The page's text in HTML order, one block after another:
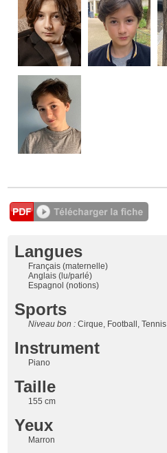
Langues
Français (maternelle)
Anglais (lu/parlé)
Espagnol (notions)
Sports
Niveau bon :Cirque, Football, Tennis
Instrument
Piano
Taille
155 cm
Yeux
Marron